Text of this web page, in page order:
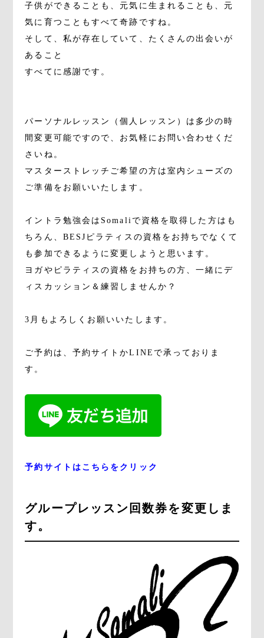
子供ができることも、元気に生まれることも、元
気に育つこともすべて奇跡ですね。
そして、私が存在していて、たくさんの出会いが
あること
すべてに感謝です。
パーソナルレッスン（個人レッスン）は多少の時
間変更可能ですので、お気軽にお問い合わせくだ
さいね。
マスターストレッチご希望の方は室内シューズの
ご準備をお願いいたします。
イントラ勉強会はSomaliで資格を取得した方はも
ちろん、BESJピラティスの資格をお持ちでなくて
も参加できるように変更しようと思います。
ヨガやピラティスの資格をお持ちの方、一緒にデ
ィスカッション＆練習しませんか？
3月もよろしくお願いいたします。
ご予約は、予約サイトかLINEで承っておりま
す。
予約サイトはこちらをクリック
グループレッスン回数券を変更しま
す。